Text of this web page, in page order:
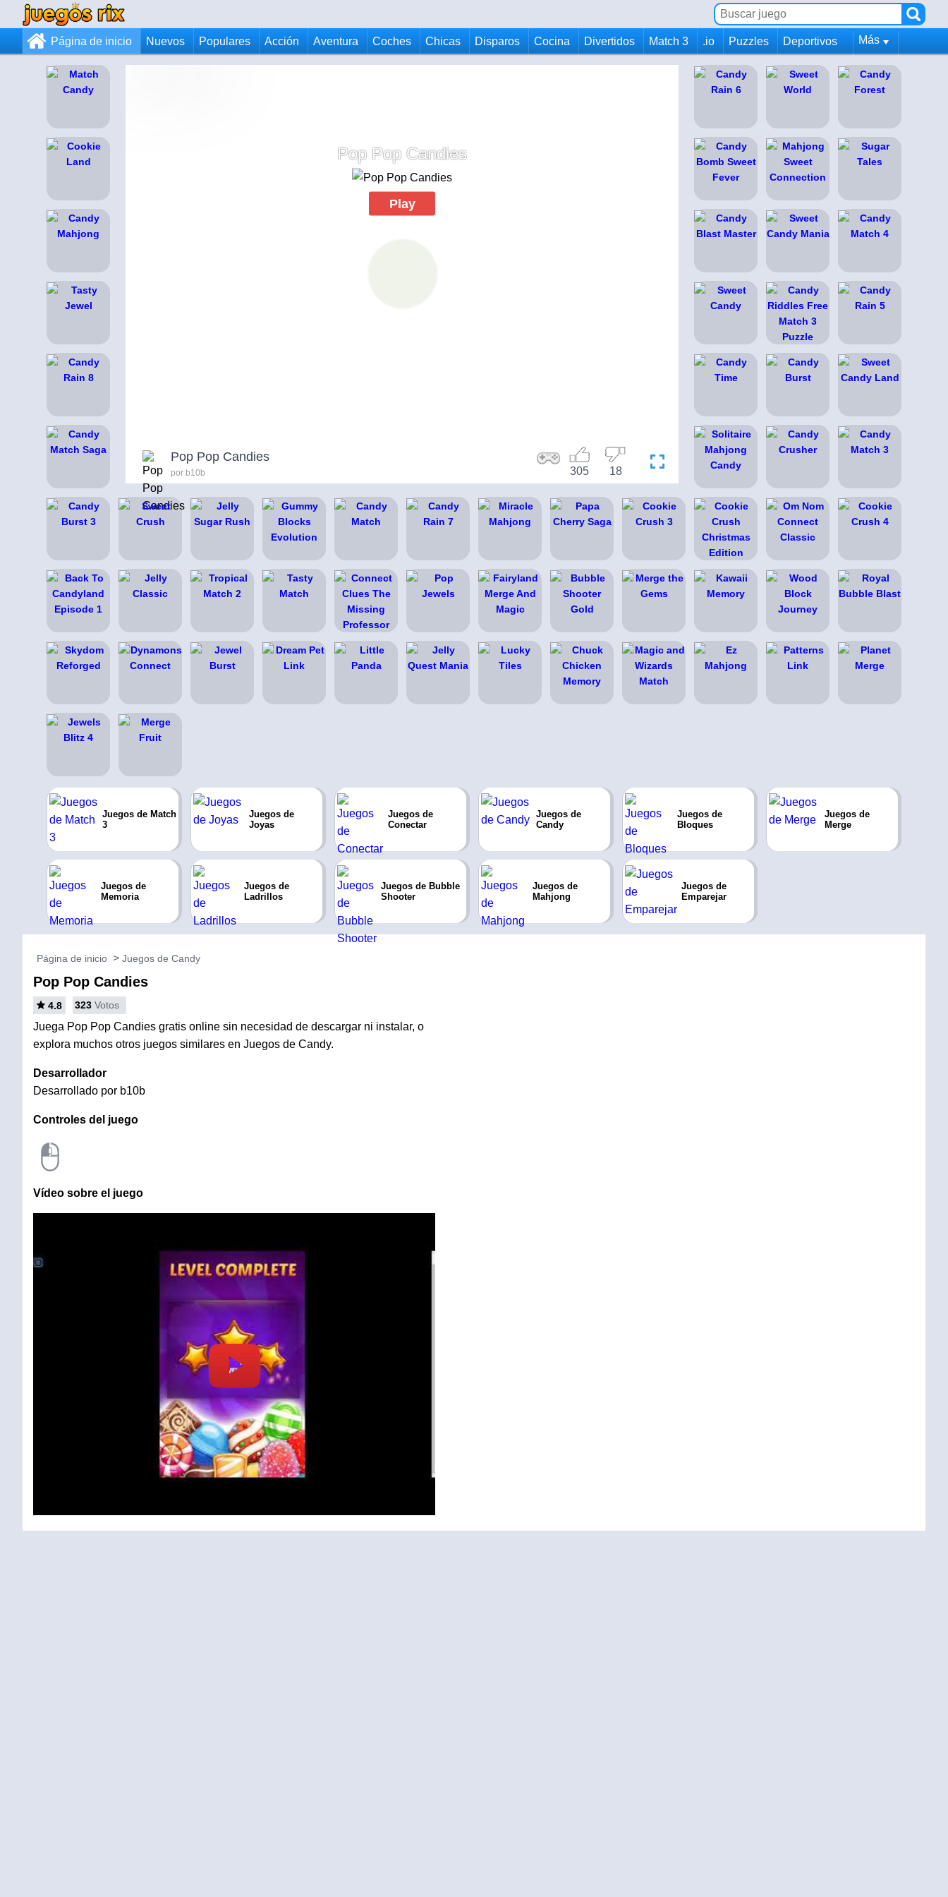
Página de inicio Nuevos Populares Acción Aventura Coches Chicas Disparos Cocina Divertidos Match 3 .io Puzzles Deportivos Más
Pop Pop Candies
Play
Pop Pop Candies
por b10b 18
305
Juegos de Match
3
Juegos de
Joyas
Juegos de
Conectar
Juegos de
Candy
Juegos de
Bloques
Juegos de
Merge
Juegos de
Memoria
Juegos de
Ladrillos
Juegos de Bubble
Shooter
Juegos de
Mahjong
Juegos de
Emparejar
Página de inicio Juegos de Candy
Pop Pop Candies
4.8 323 Votos
Juega Pop Pop Candies gratis online sin necesidad de descargar ni instalar, o
explora muchos otros juegos similares en Juegos de Candy.
Desarrollador
Desarrollado por b10b
Controles del juego
Vídeo sobre el juego